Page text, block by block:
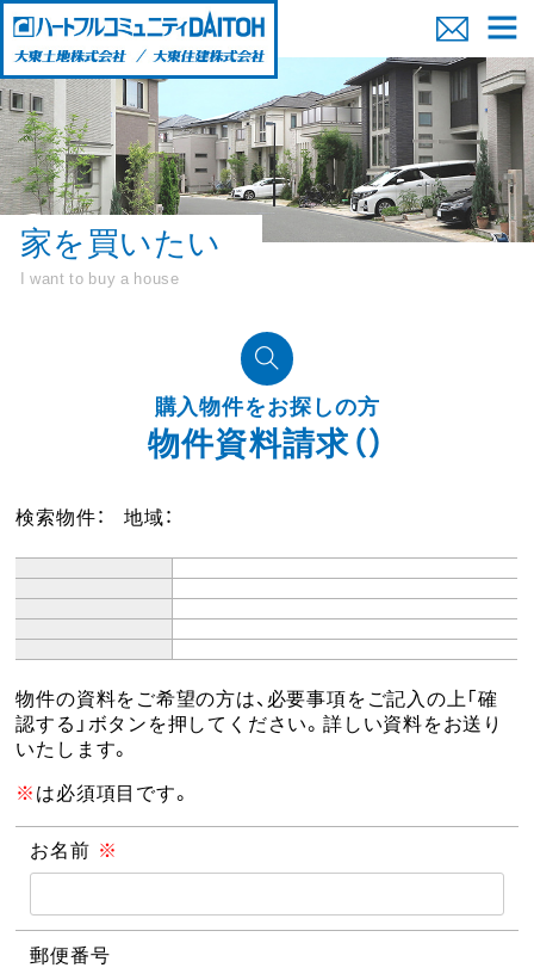
家を買いたい
I want to buy a house
購入物件をお探しの方
物件資料請求（）
検索物件： 地域：
物件の資料をご希望の方は、必要事項をご記入の上「確
認する」ボタンを押してください。詳しい資料をお送り
いたします。
※は必須項目です。
お名前 ※
郵便番号